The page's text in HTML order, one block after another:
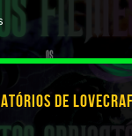
DE